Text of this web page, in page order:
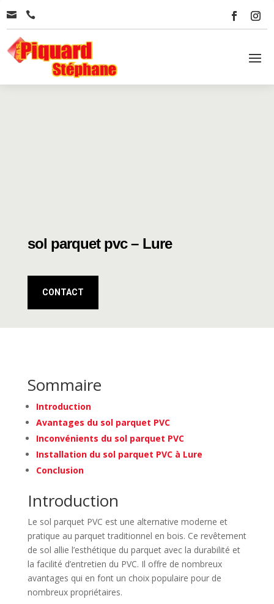
 
sol parquet pvc – Lure
CONTACT
Sommaire
Introduction
Avantages du sol parquet PVC
Inconvénients du sol parquet PVC
Installation du sol parquet PVC à Lure
Conclusion
Introduction
Le sol parquet PVC est une alternative moderne et
pratique au parquet traditionnel en bois. Ce revêtement
de sol allie l’esthétique du parquet avec la durabilité et
la facilité d’entretien du PVC. Il offre de nombreux
avantages qui en font un choix populaire pour de
nombreux propriétaires.